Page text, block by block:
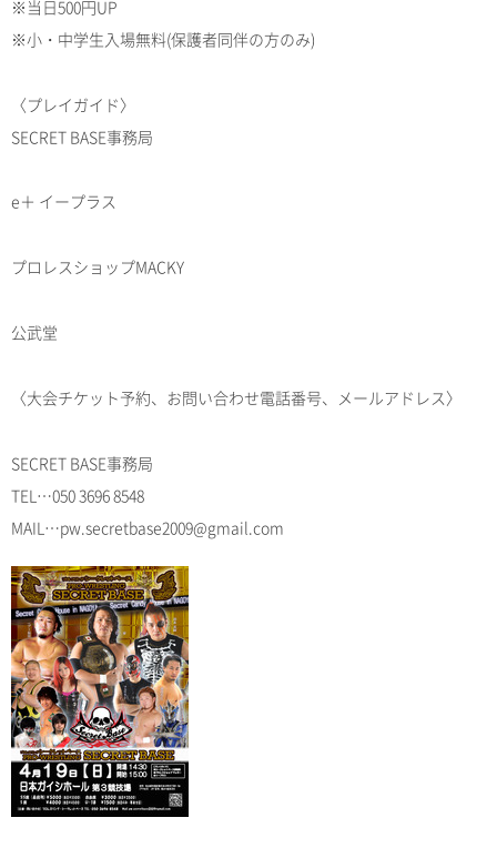
※当日500円UP
※小・中学生入場無料(保護者同伴の方のみ)
〈プレイガイド〉
SECRET BASE事務局
e＋ イープラス
プロレスショップMACKY
公武堂
〈大会チケット予約、お問い合わせ電話番号、メールアドレス〉
SECRET BASE事務局
TEL…050 3696 8548
MAIL…pw.secretbase2009@gmail.com